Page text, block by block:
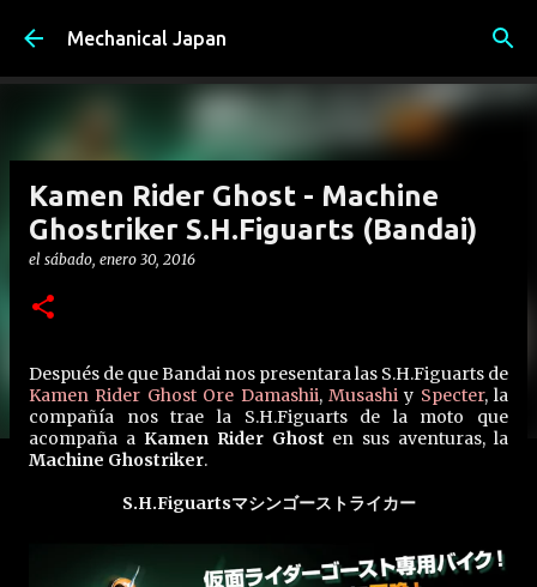
Ir al contenido principal
Mechanical Japan
Kamen Rider Ghost - Machine
Ghostriker S.H.Figuarts (Bandai)
el sábado, enero 30, 2016
Después de que Bandai nos presentara las S.H.Figuarts de
Kamen Rider Ghost Ore Damashii, Musashiy Specter, la
compañía nos trae la S.H.Figuarts de la moto que
acompaña a Kamen Rider Ghost en sus aventuras, la
Machine Ghostriker.
S.H.Figuartsマシンゴーストライカー